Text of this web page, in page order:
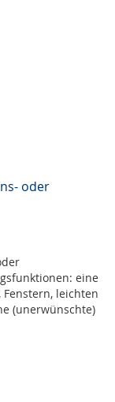
oder
eine
Fenstern, leichten
(unerwünschte)